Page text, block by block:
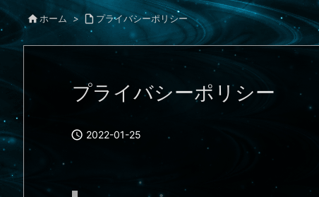
 ホーム >  プライバシーポリシー
プライバシーポリシー
 2022-01-25